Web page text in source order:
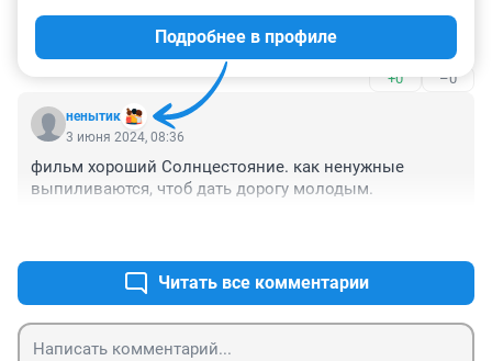
опять хештег для слабоумных не поставили
+0 –0
ненытик
Подробнее в профиле
3 июня 2024, 08:36
фильм хороший Солнцестояние. как ненужные
выпиливаются, чтоб дать дорогу молодым.
Читать все комментарии